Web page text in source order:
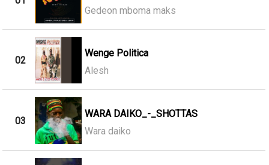
Gedeon mboma maks
02
Wenge Politica
Alesh
03
WARA DAIKO_-_SHOTTAS
Wara daiko